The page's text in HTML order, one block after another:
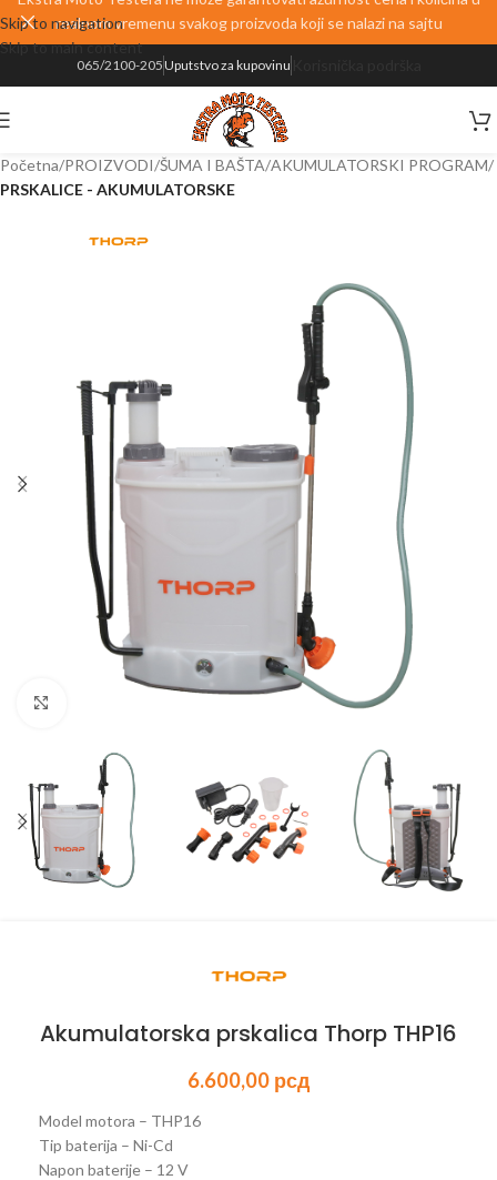
Skip to navigation
Skip to main content
realnom vremenu svakog proizvoda koji se nalazi na sajtu
065/2100-205Uputstvo za kupovinu
Početna PROIZVODI ŠUMA I BAŠTA AKUMULATORSKI PROGRAM
PRSKALICE - AKUMULATORSKE
Akumulatorska prskalica Thorp THP16
6.600,00 рсд
Model motora – THP16
Tip baterija – Ni-Cd
Napon baterije – 12 V